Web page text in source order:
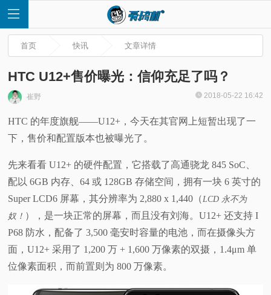
页
快
讯
评
测
首页 快讯 文章详情
HTC U12+售价曝光：信仰充足了吗？
崔野 2018-05-22 16:42
HTC 的年度旗舰——U12+，今天在其官网上短暂出现了一
下，售价和配置版本也被曝光了。
先来看看 U12+ 的硬件配置，它搭载了高通骁龙 845 SoC、
配以 6GB 内存、64 或 128GB 存储空间，拥有一块 6 英寸的
Super LCD6 屏幕，其分辨率为 2,880 x 1,440（LCD 永不为
奴！ ），是一块正常的屏幕，而且没有刘海。U12+ 还支持 I
P68 防水，配备了 3,500 毫安时容量的电池，而在摄像头方
面，U12+ 采用了 1,200 万 + 1,600 万像素的双摄，1.4μm 单
位像素面积，而前置则为 800 万像素。